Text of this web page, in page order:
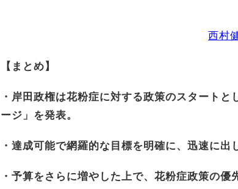
西村
【まとめ】
・岸田政権は花粉症に対する政策のスタート
ージ」を発表。
・達成可能で網羅的な目標を明確に、迅速に出
・予算をさらに増やした上で、花粉症政策の優